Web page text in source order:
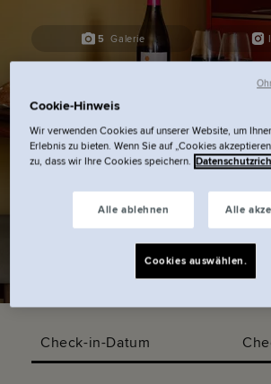
5 Galerie
Check-in-Datum
Cookie-Hinweis
Wir verwenden Cookies auf unserer Website, um
Erlebnis zu bieten. Wenn Sie auf „Cookies
zu, dass wir Ihre Cookies speichern.
Alle ablehnen Alle
Cookies auswählen.